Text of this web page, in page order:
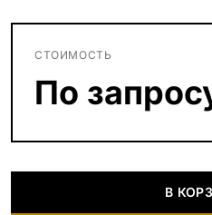
СТОИМОСТЬ
По
В